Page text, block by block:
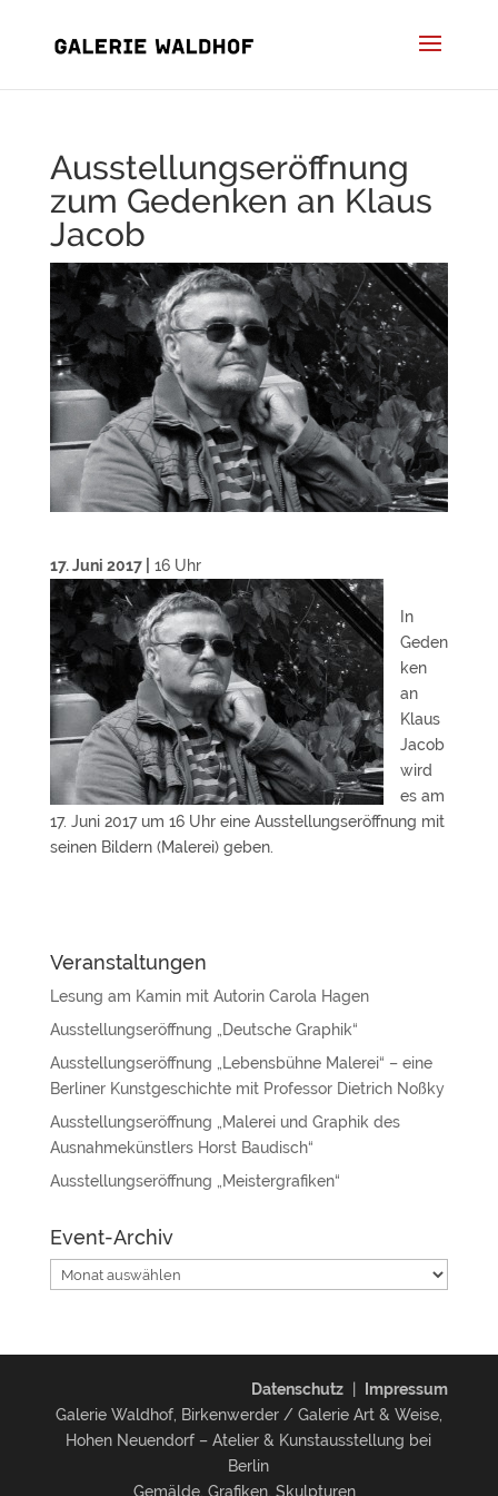
Ausstellungseröffnung
zum Gedenken an Klaus
Jacob
17. Juni 2017 | 16 Uhr
In
Geden
ken
an
Klaus
Jacob
wird
es am
17. Juni 2017 um 16 Uhr eine Ausstellungseröffnung mit
seinen Bildern (Malerei) geben.
Veranstaltungen
Lesung am Kamin mit Autorin Carola Hagen
Ausstellungseröffnung „Deutsche Graphik“
Ausstellungseröffnung „Lebensbühne Malerei“ – eine
Berliner Kunstgeschichte mit Professor Dietrich Noßky
Ausstellungseröffnung „Malerei und Graphik des
Ausnahmekünstlers Horst Baudisch“
Ausstellungseröffnung „Meistergrafiken“
Event-Archiv
Event-
Archiv
Datenschutz
Impressum
Galerie Waldhof, Birkenwerder / Galerie Art & Weise,
Hohen Neuendorf – Atelier & Kunstausstellung bei
Berlin
Gemälde, Grafiken, Skulpturen